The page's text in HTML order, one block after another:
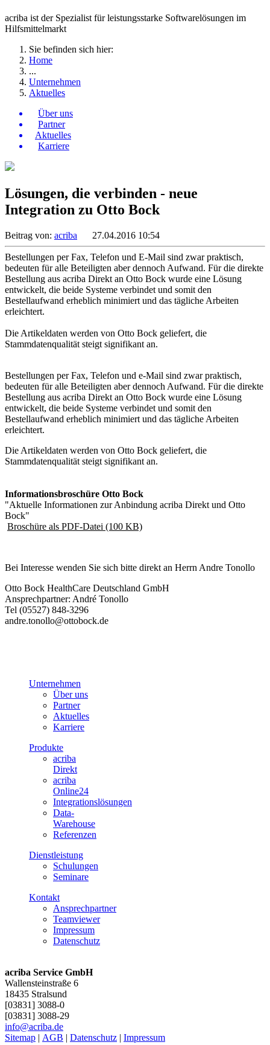
acriba ist der Spezialist für leistungsstarke Softwarelösungen im
Hilfsmittelmarkt
Sie befinden sich hier:
Home
...
Unternehmen
Aktuelles
Über uns
Partner
Aktuelles
Karriere
Lösungen, die verbinden - neue
Integration zu Otto Bock
Beitrag von: acriba 27.04.2016 10:54
Bestellungen per Fax, Telefon und E-Mail sind zwar praktisch,
bedeuten für alle Beteiligten aber dennoch Aufwand. Für die direkte
Bestellung aus acriba Direkt an Otto Bock wurde eine Lösung
entwickelt, die beide Systeme verbindet und somit den
Bestellaufwand erheblich minimiert und das tägliche Arbeiten
erleichtert.
Die Artikeldaten werden von Otto Bock geliefert, die
Stammdatenqualität steigt signifikant an.
Bestellungen per Fax, Telefon und e-Mail sind zwar praktisch,
bedeuten für alle Beteiligten aber dennoch Aufwand. Für die direkte
Bestellung aus acriba Direkt an Otto Bock wurde eine Lösung
entwickelt, die beide Systeme verbindet und somit den
Bestellaufwand erheblich minimiert und das tägliche Arbeiten
erleichtert.
Die Artikeldaten werden von Otto Bock geliefert, die
Stammdatenqualität steigt signifikant an.
Informationsbroschüre Otto Bock
"Aktuelle Informationen zur Anbindung acriba Direkt und Otto
Bock"
Broschüre als PDF-Datei (100 KB)
Bei Interesse wenden Sie sich bitte direkt an Herrn Andre Tonollo
Otto Bock HealthCare Deutschland GmbH
Ansprechpartner: André Tonollo
Tel (05527) 848-3296
andre.tonollo@ottobock.de
Unternehmen
Über uns
Partner
Aktuelles
Karriere
Produkte
acriba
Direkt
acriba
Online24
Integrationslösungen
Data-
Warehouse
Referenzen
Dienstleistung
Schulungen
Seminare
Kontakt
Ansprechpartner
Teamviewer
Impressum
Datenschutz
acriba Service GmbH
Wallensteinstraße 6
18435 Stralsund
[03831] 3088-0
[03831] 3088-29
info@acriba.de
Sitemap | AGB | Datenschutz | Impressum